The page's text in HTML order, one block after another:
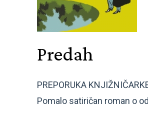
Predah
PREPORUKA
Pomalo satiričan roman o